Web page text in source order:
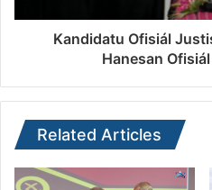
Kandidatu Ofisiál
Hanesan
Related Articles